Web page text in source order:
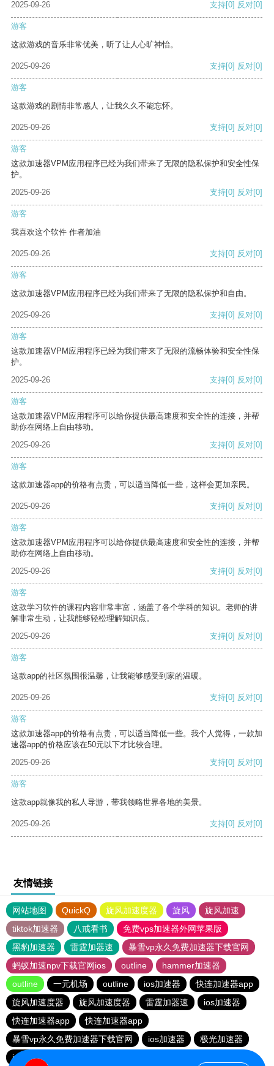
2025-09-26 支持[0] 反对[0]
游客
这款游戏的音乐非常优美，听了让人心旷神怡。
2025-09-26 支持[0] 反对[0]
游客
这款游戏的剧情非常感人，让我久久不能忘怀。
2025-09-26 支持[0] 反对[0]
游客
这款加速器VPM应用程序已经为我们带来了无限的隐私保护和安全性保
护。
2025-09-26
支持[0] 反对[0]
游客
我喜欢这个软件 作者加油
2025-09-26 支持[0] 反对[0]
游客
这款加速器VPM应用程序已经为我们带来了无限的隐私保护和自由。
2025-09-26 支持[0] 反对[0]
游客
这款加速器VPM应用程序已经为我们带来了无限的流畅体验和安全性保
护。
2025-09-26
支持[0] 反对[0]
游客
这款加速器VPM应用程序可以给你提供最高速度和安全性的连接，并帮
助你在网络上自由移动。
2025-09-26
支持[0] 反对[0]
游客
这款加速器app的价格有点贵，可以适当降低一些，这样会更加亲民。
2025-09-26 支持[0] 反对[0]
游客
这款加速器VPM应用程序可以给你提供最高速度和安全性的连接，并帮
助你在网络上自由移动。
2025-09-26
支持[0] 反对[0]
游客
这款学习软件的课程内容非常丰富，涵盖了各个学科的知识。老师的讲
解非常生动，让我能够轻松理解知识点。
2025-09-26
支持[0] 反对[0]
游客
这款app的社区氛围很温馨，让我能够感受到家的温暖。
2025-09-26 支持[0] 反对[0]
游客
这款加速器app的价格有点贵，可以适当降低一些。我个人觉得，一款加
速器app的价格应该在50元以下才比较合理。
2025-09-26
支持[0] 反对[0]
游客
这款app就像我的私人导游，带我领略世界各地的美景。
2025-09-26 支持[0] 反对[0]
友情链接
网站地图 QuickQ 旋风加速度器 旋风
旋风加速
tiktok加速器
八戒看书
免费vps加速器外网苹果版
黑豹加速器
雷霆加器速
暴雪vp永久免费加速器下载官网
蚂蚁加速npv下载官网ios
outline
hammer加速器
outline
一元机场 outline ios加速器
快连加速器app
旋风加速度器
旋风加速度器 雷霆加器速
ios加速器
快连加速器app
快连加速器app
暴雪vp永久免费加速器下载官网
ios加速器
极光加速器
ios加速器